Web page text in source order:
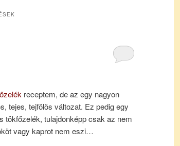
receptem, de az egy nagyon
tejes, tejfölös változat. Ez pedig egy
tökfőzelék, tulajdonképp csak az nem
vagy kaprot nem eszi…